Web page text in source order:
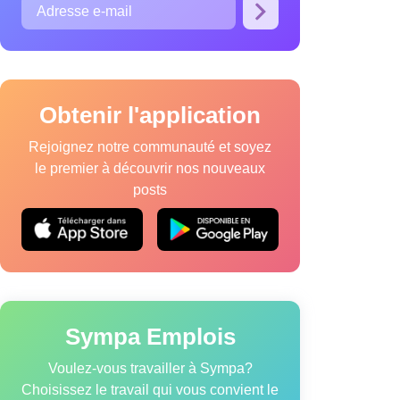
Obtenir l'application
Rejoignez notre communauté et soyez
le premier à découvrir nos nouveaux
posts
Sympa Emplois
Voulez-vous travailler à Sympa?
Choisissez le travail qui vous convient le
relative aux cookies Modalités de service